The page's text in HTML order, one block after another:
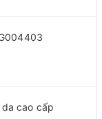
da cao cấp